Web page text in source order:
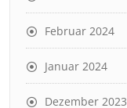
Februar 2024
Januar 2024
Dezember 2023